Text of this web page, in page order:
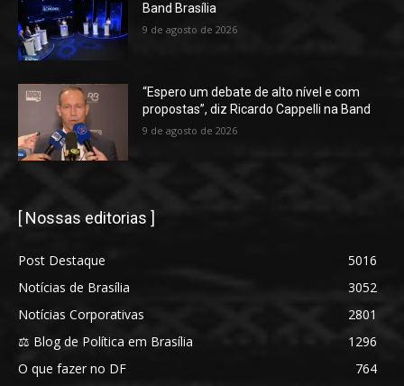
Band Brasília
9 de agosto de 2026
“Espero um debate de alto nível e com
propostas”, diz Ricardo Cappelli na Band
9 de agosto de 2026
[ Nossas editorias ]
Post Destaque
5016
Notícias de Brasília
3052
Notícias Corporativas
2801
⚖️ Blog de Política em Brasília
1296
O que fazer no DF
764